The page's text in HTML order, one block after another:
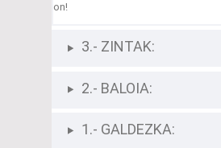
on!
3.- ZINTAK:
2.- BALOIA:
1.- GALDEZKA: